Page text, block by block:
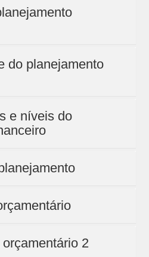
do planejamento
e níveis do
2